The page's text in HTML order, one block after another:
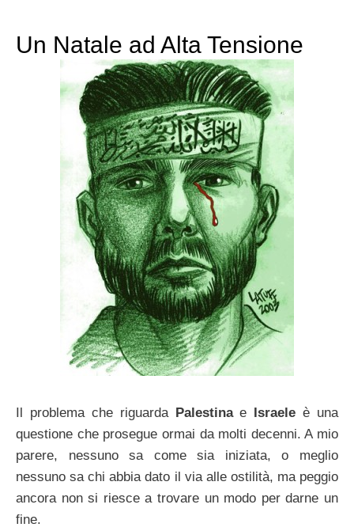
Un Natale ad Alta Tensione
Il problema che riguarda Palestinae Israeleè una
questione che prosegue ormai da molti decenni. A mio
parere, nessuno sa come sia iniziata, o meglio
nessuno sa chi abbia dato il via alle ostilità, ma peggio
ancora non si riesce a trovare un modo per darne un
fine.